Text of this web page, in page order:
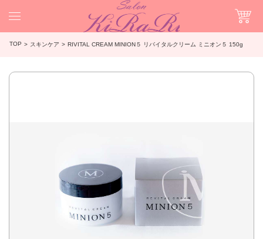
TOP スキンケア RIVITAL CREAM MINION５ リバイタルクリーム ミニオン５ 150g